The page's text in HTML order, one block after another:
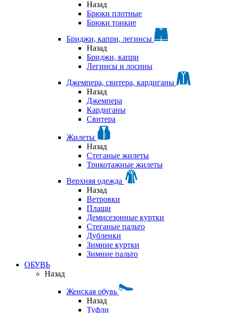
Назад
Брюки плотные
Брюки тонкие
Бриджи, капри, легинсы
Назад
Бриджи, капри
Легинсы и лосины
Джемпера, свитера, кардиганы
Назад
Джемпера
Кардиганы
Свитера
Жилеты
Назад
Стеганые жилеты
Трикотажные жилеты
Верхняя одежда
Назад
Ветровки
Плащи
Демисезонные куртки
Стеганые пальто
Дубленки
Зимние куртки
Зимние пальто
ОБУВЬ
Назад
Женская обувь
Назад
Туфли